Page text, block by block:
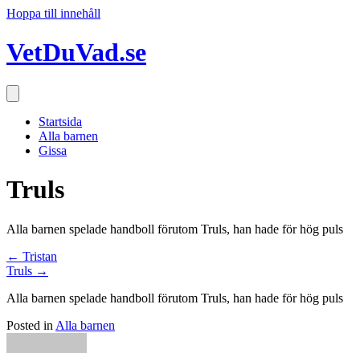
Hoppa till innehåll
VetDuVad.se
Startsida
Alla barnen
Gissa
Truls
Alla barnen spelade handboll förutom Truls, han hade för hög puls
Posts
navigation
← Tristan
Truls →
Alla barnen spelade handboll förutom Truls, han hade för hög puls
Posted in Alla barnen